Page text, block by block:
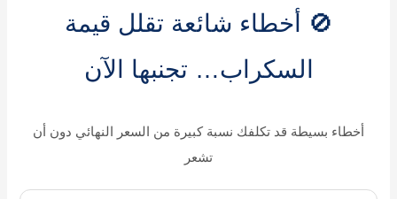
🚫 أخطاء شائعة تقلل قيمة
السكراب… تجنبها الآن
أخطاء بسيطة قد تكلفك نسبة كبيرة من السعر النهائي دون أن
تشعر